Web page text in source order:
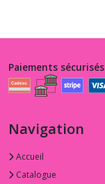
farm
(3)
1.3.CP
-
-
Couturière
Paiements sécurisés
Navigation
Accueil
Catalogue